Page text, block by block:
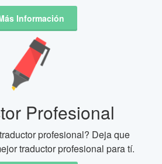
Información
Profesional
profesional? Deja que
traductor profesional para tí.